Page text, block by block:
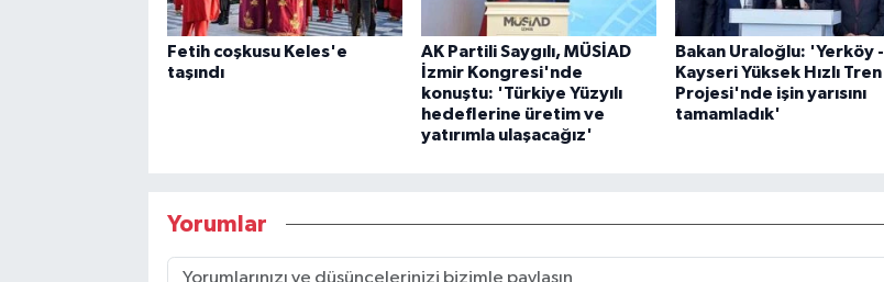
Fetih coşkusu Keles'e
taşındı
AK Partili Saygılı, MÜSİAD
İzmir Kongresi'nde
konuştu: 'Türkiye Yüzyılı
hedeflerine üretim ve
yatırımla ulaşacağız'
Bakan Uraloğlu: 'Yerköy -
Kayseri Yüksek Hızlı Tren
Projesi'nde işin yarısını
tamamladık'
Yorumlar